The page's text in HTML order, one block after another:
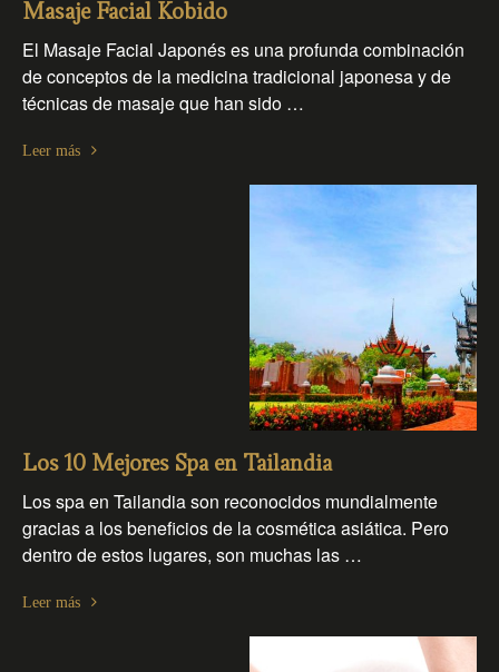
Masaje Facial Kobido
El Masaje Facial Japonés es una profunda combinación
de conceptos de la medicina tradicional japonesa y de
técnicas de masaje que han sido …
Leer más
Los 10 Mejores Spa en Tailandia
Los spa en Tailandia son reconocidos mundialmente
gracias a los beneficios de la cosmética asiática. Pero
dentro de estos lugares, son muchas las …
Leer más